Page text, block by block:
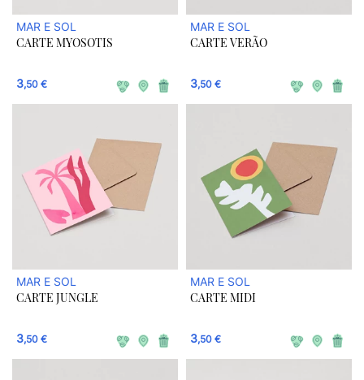
MAR E SOL
CARTE MYOSOTIS
3,50 €
MAR E SOL
CARTE VERÃO
3,50 €
MAR E SOL
CARTE JUNGLE
3,50 €
MAR E SOL
CARTE MIDI
3,50 €